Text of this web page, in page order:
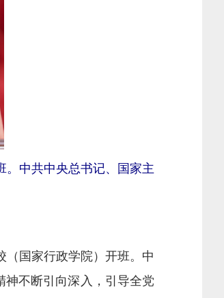
。中共中央总书记、国家主
国家行政学院）开班。中
不断引向深入，引导全党